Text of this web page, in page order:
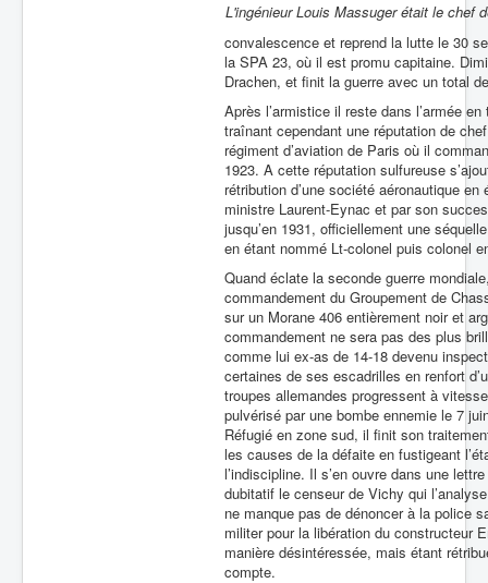
L'ingénieur Louis Massuger était le chef
convalescence et reprend la lutte le 30
la SPA 23, où il est promu capitaine.
Drachen, et finit la guerre avec un total
Après l’armistice il reste dans l’armée
traînant cependant une réputation de
régiment d’aviation de Paris où il
1923. A cette réputation sulfureuse
rétribution d’une société aéronautique
ministre Laurent-Eynac et par son
jusqu’en 1931, officiellement une
en étant nommé Lt-colonel puis colonel
Quand éclate la seconde guerre
commandement du Groupement de
sur un Morane 406 entièrement noir et
commandement ne sera pas des plus
comme lui ex-as de 14-18 devenu
certaines de ses escadrilles en renfort
troupes allemandes progressent à
pulvérisé par une bombe ennemie le 7
Réfugié en zone sud, il finit son
les causes de la défaite en fustigeant
l’indiscipline. Il s’en ouvre dans une
dubitatif le censeur de Vichy qui
ne manque pas de dénoncer à la police
militer pour la libération du constructeur
manière désintéressée, mais étant
compte.